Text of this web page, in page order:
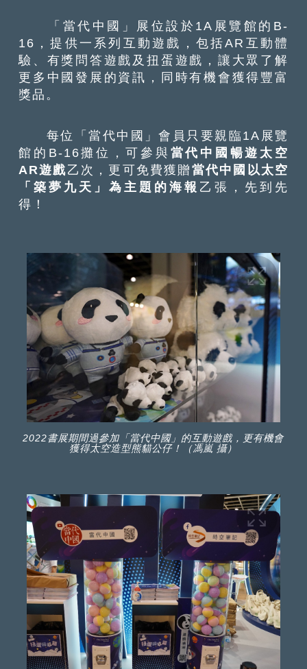
「當代中國」展位設於1A展覽館的B-
16，提供一系列互動遊戲，包括AR互動體
驗、有獎問答遊戲及扭蛋遊戲，讓大眾了解
更多中國發展的資訊，同時有機會獲得豐富
獎品。
每位「當代中國」會員只要親臨1A展覽
館的B-16攤位，可參與 當代中國暢遊太空
AR遊戲乙次，更可免費獲贈當代中國以太空
「築夢九天」為主題的海報 乙張，先到先
得！
2022書展期間過參加「當代中國」的互動遊戲，更有機會
獲得太空造型熊貓公仔！（馮嵐 攝）